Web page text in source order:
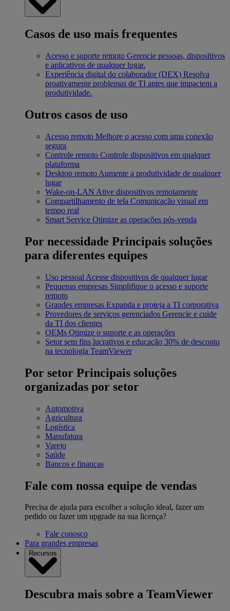
Casos de uso mais frequentes
Acesso e suporte remoto Gerencie pessoas, dispositivos
e aplicativos de qualquer lugar.
Experiência digital do colaborador (DEX) Resolva
proativamente problemas de TI antes que impactem a
produtividade.
Outros casos de uso
Acesso remoto Melhore o acesso com uma conexão
segura
Controle remoto Controle dispositivos em qualquer
plataforma
Desktop remoto Aumente a produtividade de qualquer
lugar
Wake-on-LAN Ative dispositivos remotamente
Compartilhamento de tela Comunicação visual em
tempo real
Smart Service Otimize as operações pós-venda
Por necessidade Principais soluções
para diferentes equipes
Uso pessoal Acesse dispositivos de qualquer lugar
Pequenas empresas Simplifique o acesso e suporte
remoto
Grandes empresas Expanda e proteja a TI corporativa
Provedores de serviços gerenciados Gerencie e cuide
da TI dos clientes
OEMs Otimize o suporte e as operações
Setor sem fins lucrativos e educação 30% de desconto
na tecnologia TeamViewer
Por setor Principais soluções
organizadas por setor
Automotiva
Agricultura
Logística
Manufatura
Varejo
Saúde
Bancos e finanças
Fale com nossa equipe de vendas
Precisa de ajuda para escolher a solução ideal, fazer um
pedido ou fazer um upgrade na sua licença?
Fale conosco
Para grandes empresas
Recursos
Descubra mais sobre a TeamViewer